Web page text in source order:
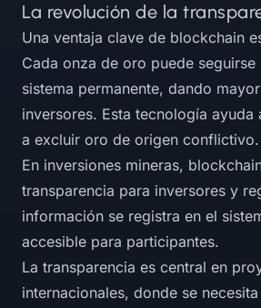
La revolución de la
Una ventaja clave de blockchain
Cada onza de oro puede seguirse
sistema permanente, dando
inversores. Esta tecnología
a excluir oro de origen conflictivo.
En inversiones mineras,
transparencia para inversores y
información se registra en el
accesible para participantes.
La transparencia es central en
internacionales, donde se